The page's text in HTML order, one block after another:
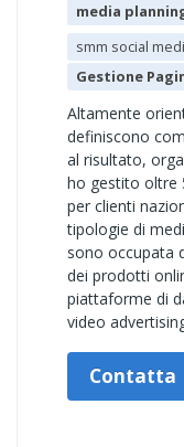
media
smm social
Gestione
Altamente
definiscono
al risultato,
ho gestito oltre
per clienti
tipologie di
sono occupata
dei prodotti
piattaforme di
video
Contatta